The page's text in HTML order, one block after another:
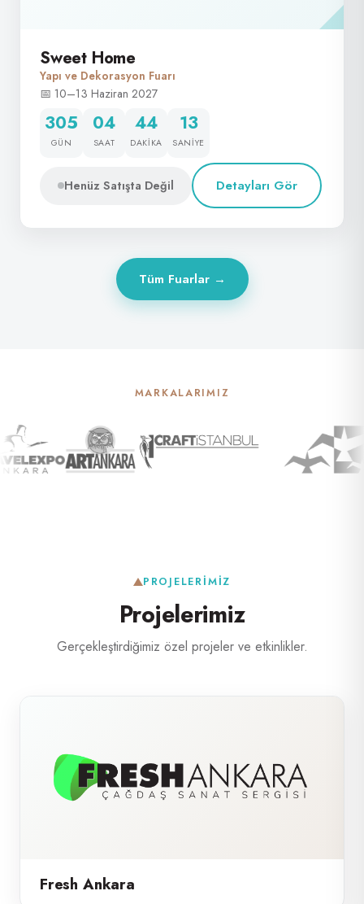
Sweet Home
Yapı ve Dekorasyon Fuarı
📅 10–13 Haziran 2027
305
GÜN
04
SAAT
44
DAKIKA
12
SANIYE
Henüz Satışta Değil Detayları Gör
Tüm Fuarlar →
MARKALARIMIZ
PROJELERIMIZ
Projelerimiz
Gerçekleştirdiğimiz özel projeler ve etkinlikler.
Fresh Ankara